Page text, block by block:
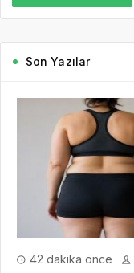
Son Yazılar
42 dakika önce